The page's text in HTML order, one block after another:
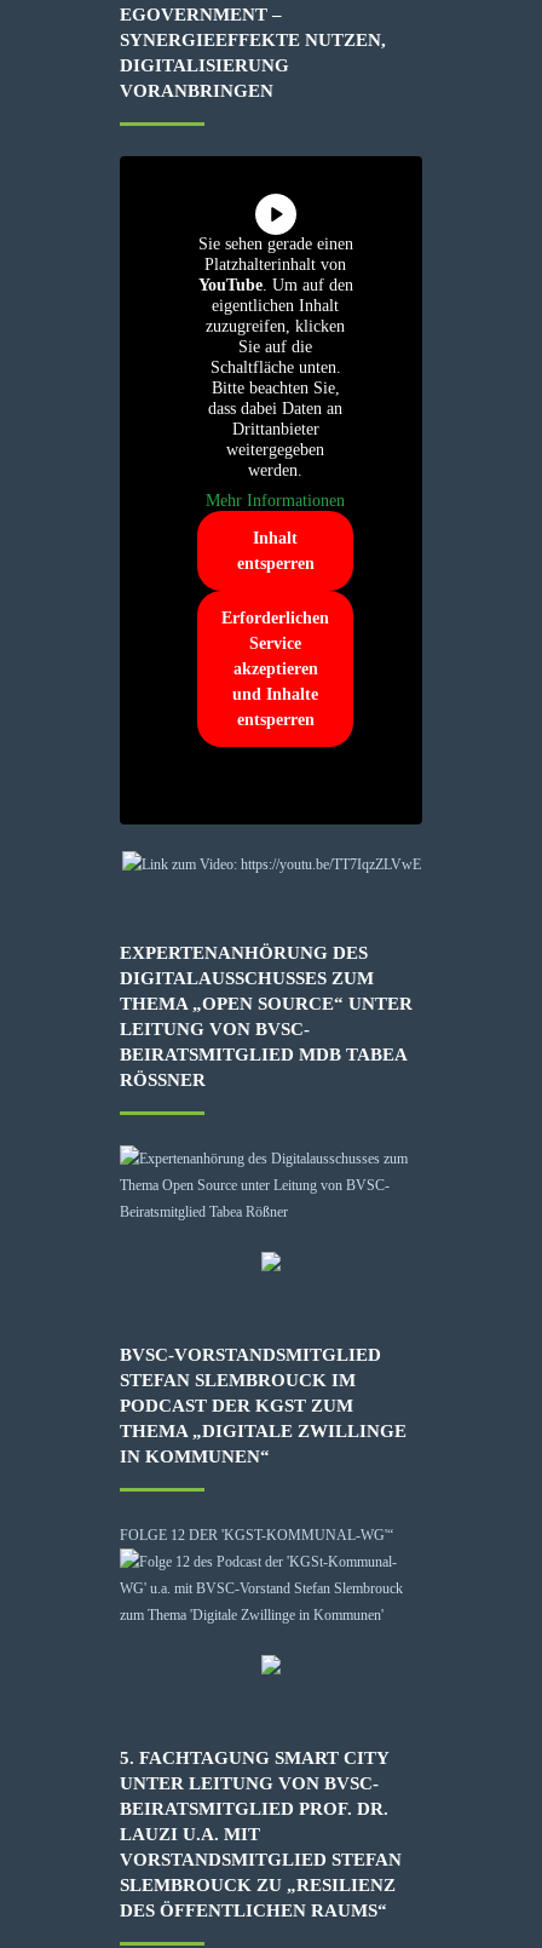
EGOVERNMENT –
SYNERGIEEFFEKTE NUTZEN,
DIGITALISIERUNG
VORANBRINGEN
Sie sehen gerade einen
Platzhalterinhalt von
YouTube. Um auf den
eigentlichen Inhalt
zuzugreifen, klicken
Sie auf die
Schaltfläche unten.
Bitte beachten Sie,
dass dabei Daten an
Drittanbieter
weitergegeben
werden.
Mehr Informationen
Inhalt
entsperren
Erforderlichen
Service
akzeptieren
und Inhalte
entsperren
EXPERTENANHÖRUNG DES
DIGITALAUSSCHUSSES ZUM
THEMA „OPEN SOURCE“ UNTER
LEITUNG VON BVSC-
BEIRATSMITGLIED MDB TABEA
RÖSSNER
BVSC-VORSTANDSMITGLIED
STEFAN SLEMBROUCK IM
PODCAST DER KGST ZUM
THEMA „DIGITALE ZWILLINGE
IN KOMMUNEN“
FOLGE 12 DER 'KGST-KOMMUNAL-WG'“
5. FACHTAGUNG SMART CITY
UNTER LEITUNG VON BVSC-
BEIRATSMITGLIED PROF. DR.
LAUZI U.A. MIT
VORSTANDSMITGLIED STEFAN
SLEMBROUCK ZU „RESILIENZ
DES ÖFFENTLICHEN RAUMS“